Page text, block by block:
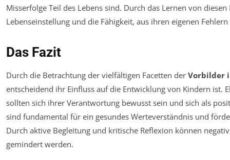
Misserfolge Teil des Lebens sind. Durch das Lernen von
Lebenseinstellung und die Fähigkeit, aus ihren eigenen
Das Fazit
Durch die Betrachtung der vielfältigen Facetten der Vorbilder
entscheidend ihr Einfluss auf die Entwicklung von Kindern ist.
sollten sich ihrer Verantwortung bewusst sein und sich als
sind fundamental für ein gesundes Werteverständnis und
Durch aktive Begleitung und kritische Reflexion können
gemindert werden.